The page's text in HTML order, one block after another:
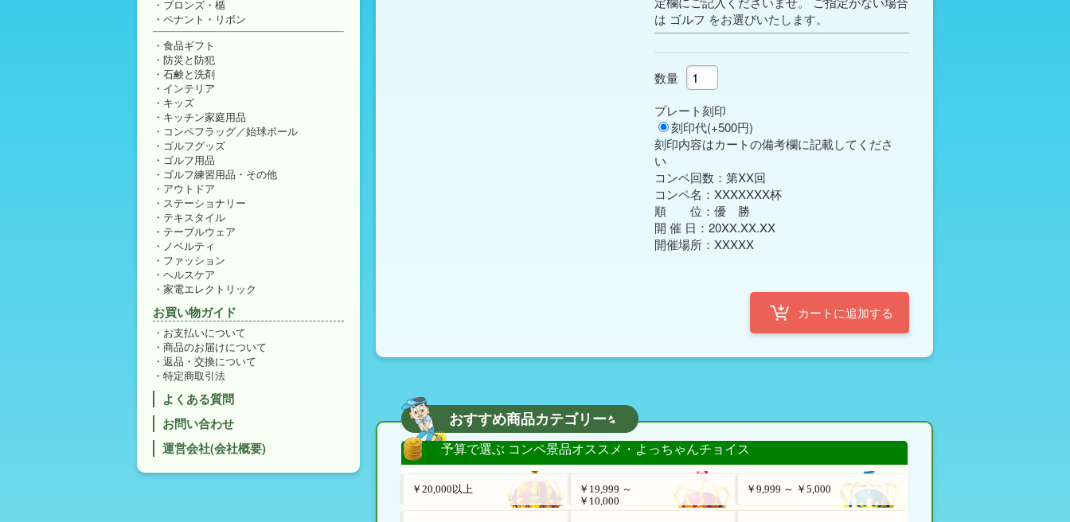
は ゴルフ をお選びいたします。
数量
プレート刻印
刻印代(+500円)
刻印内容はカートの備考欄に記載してくださ
い
コンペ回数：第XX回
コンペ名：XXXXXXX杯
順　　位：優　勝
開 催 日：20XX.XX.XX
おすすめ商品カテゴリー
予算で選ぶ コンペ景品オススメ・よっちゃんチョイス
￥20,000以上
￥19,999 ～
￥10,000
￥9,999 ～ ￥5,000
ブロンズ・楯
ペナント・リボン
食品ギフト
防災と防犯
石鹸と洗剤
インテリア
キッズ
キッチン家庭用品
コンペフラッグ／始球ボール
ゴルフグッズ
ゴルフ用品
ゴルフ練習用品・その他
アウトドア
ステーショナリー
テキスタイル
テーブルウェア
ノベルティ
ファッション
ヘルスケア
家電エレクトリック
お買い物ガイド
お支払いについて
商品のお届けについて
返品・交換について
特定商取引法
よくある質問
お問い合わせ
運営会社(会社概要)